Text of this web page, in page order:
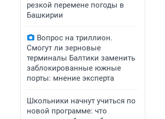
резкой перемене погоды в
Башкирии
Вопрос на триллион.
Смогут ли зерновые
терминалы Балтики заменить
заблокированные южные
порты: мнение эксперта
Школьники начнут учиться по
новой программе: что